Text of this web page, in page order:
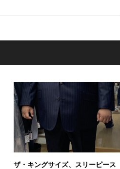
ザ・キングサイズ、スリーピース